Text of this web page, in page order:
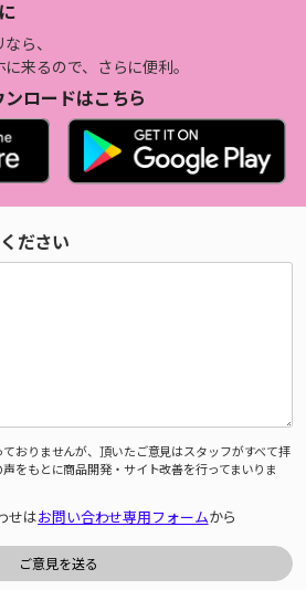
ら、
来るので、さらに便利。
ンロードはこちら
ださい
おりませんが、頂いたご意見はスタッフがすべて拝
をもとに商品開発・サイト改善を行ってまいりま
せはお問い合わせ専用フォームから